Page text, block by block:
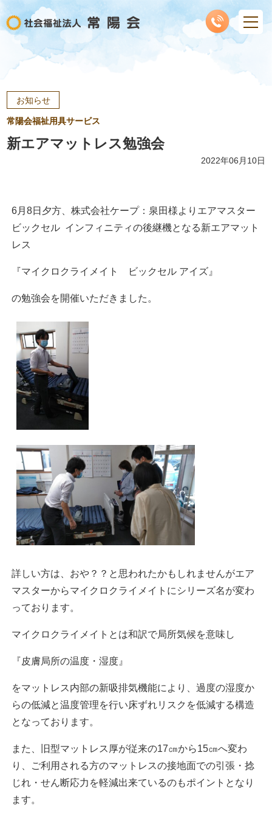
お知らせ
常陽会福祉用具サービス
新エアマットレス勉強会
2022年06月10日
6月8日夕方、株式会社ケープ：泉田様よりエアマスター
ビックセル インフィニティの後継機となる新エアマット
レス
『マイクロクライメイト ビックセル アイズ』
の勉強会を開催いただきました。
詳しい方は、おや？？と思われたかもしれませんがエア
マスターからマイクロクライメイトにシリーズ名が変わ
っております。
マイクロクライメイトとは和訳で局所気候を意味し
『皮膚局所の温度・湿度』
をマットレス内部の新吸排気機能により、過度の湿度か
らの低減と温度管理を行い床ずれリスクを低減する構造
となっております。
また、旧型マットレス厚が従来の17㎝から15㎝へ変わ
り、ご利用される方のマットレスの接地面での引張・捻
じれ・せん断応力を軽減出来ているのもポイントとなり
ます。